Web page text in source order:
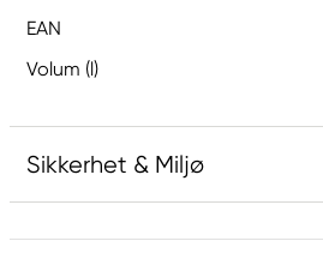
EAN
Volum (l)
Sikkerhet & Miljø
Inneholder 5-klor-2-metyl-